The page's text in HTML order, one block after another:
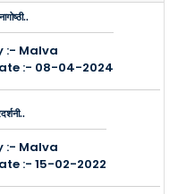
:- Malva
:- 08-04-2024
:- Malva
:- 15-02-2022